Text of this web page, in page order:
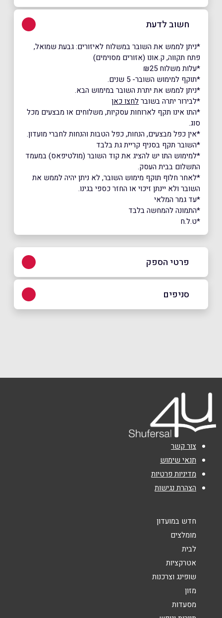
חשוב לדעת
*ניתן לממש את השובר במשלוח לאיזורים: גבעת שמואל,
פתח תקווה, ק.אונו (אזורים מסוימים)
*עלות משלוח ₪25
*תוקף למימוש השובר- 5 שנים.
*ניתן לממש את יתרת השובר במימוש הבא.
*לבירור יתרה בשוברלחצו כאן
*התו אינו תקף לארוחות עסקיות, משלוחים או מבצעים מכל
סוג.
*אין כפל מבצעים, הנחות, כפל הטבות והנחות לחברי מועדון.
*השובר תקף בסניף קריית גת בלבד
*למימוש התו יש להציג את קוד השובר (מולטיפאס) במעמד
התשלום בבית העסק.
*לאחר חלוף תוקף מימוש השובר, לא ניתן יהיה לממש את
השובר ולא יינתן זיכוי או החזר כספי בגינו.
*עד גמר המלאי
*התמונה להמחשה בלבד
*ט.ל.ח
פרטי הספק
באתר באינסטגרם בוואטסאפ
טלפון
אימייל*
נושא*
אנא חזרו אלי בקשר ל...
סניפים
צור קשר
תנאי שימוש
מדיניות פרטיות
הצהרת נגישות
חדש במועדון
מומלצים
לבית
אטרקציות
שופינג וצרכנות
מזון
מסעדות